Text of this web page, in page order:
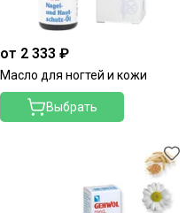
от 2 333 ₽
Масло для ногтей и кожи
Выбрать